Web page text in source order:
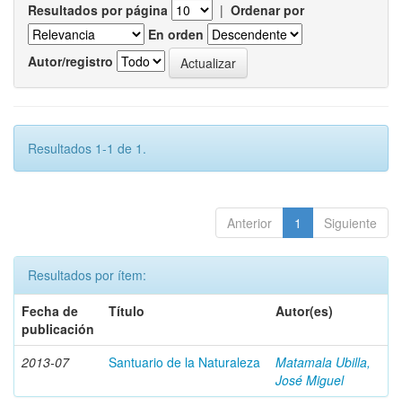
Resultados por página | Ordenar por
En orden
Autor/registro
Resultados 1-1 de 1.
Anterior 1 Siguiente
Resultados por ítem:
Fecha de
publicación
Título Autor(es)
2013-07 Santuario de la Naturaleza
Matamala Ubilla,
José Miguel